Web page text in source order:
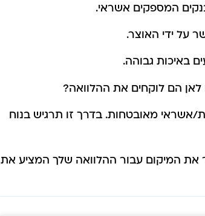
המספקים אשראי.
על ידי האוצר.
באיכות גבוהה.
הם לוקחים את ההלוואה?
אשראי מאובטחות. בדרך זו תרגיש בנוח
המיקום עבור ההלוואה שלך המציע את